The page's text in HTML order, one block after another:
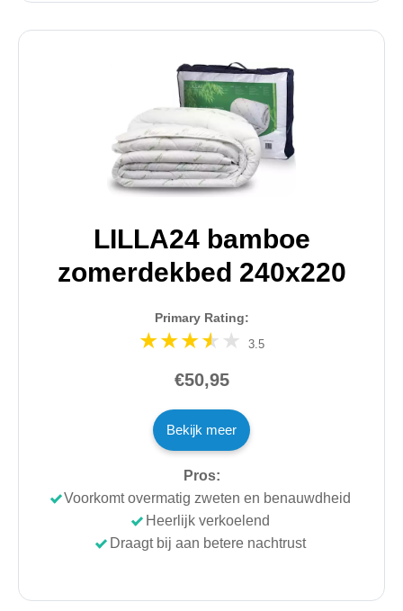
LILLA24 bamboe
zomerdekbed 240x220
Primary Rating:
3.5
€50,95
Bekijk meer
Pros:
Voorkomt overmatig zweten en benauwdheid
Heerlijk verkoelend
Draagt bij aan betere nachtrust